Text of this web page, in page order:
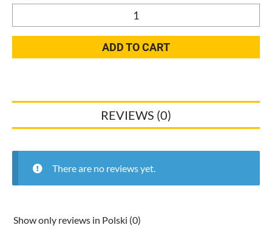
Blyss
wyłącznikiem
mm
ADD TO CART
REVIEWS (0)
There are no reviews yet.
Show only reviews in Polski (0)